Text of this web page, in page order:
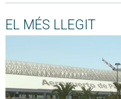
EL MÉS LLEGIT